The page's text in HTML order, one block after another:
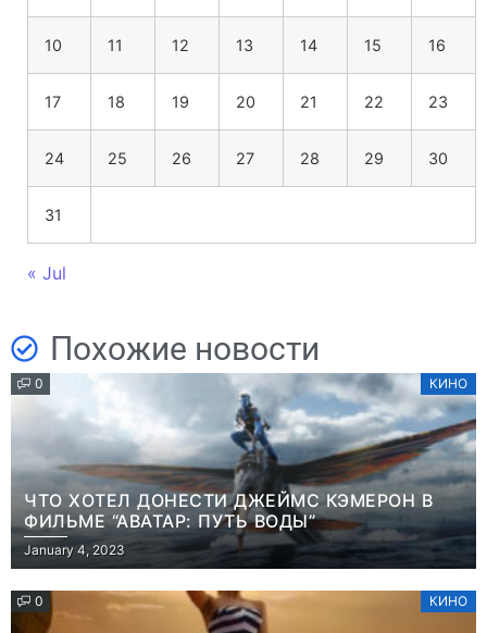
10 11 12 13 14 15 16
17 18 19 20 21 22 23
24 25 26 27 28 29 30
31
« Jul
Похожие новости
0 КИНО
ЧТО ХОТЕЛ ДОНЕСТИ ДЖЕЙМС КЭМЕРОН В
ФИЛЬМЕ “АВАТАР: ПУТЬ ВОДЫ”
January 4, 2023
0 КИНО